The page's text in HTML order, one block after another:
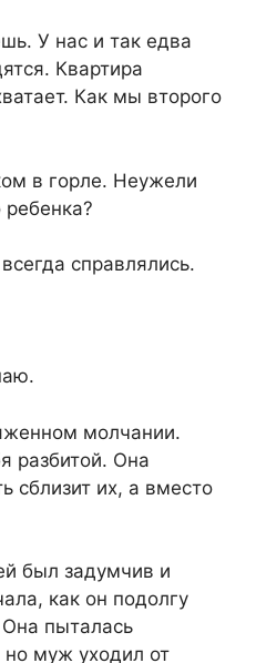
У нас и так едва
Квартира
Как мы второго
в горле. Неужели
ребенка?
справлялись.
молчании.
разбитой. Она
сблизит их, а вместо
был задумчив и
как он подолгу
Она пыталась
но муж уходил от